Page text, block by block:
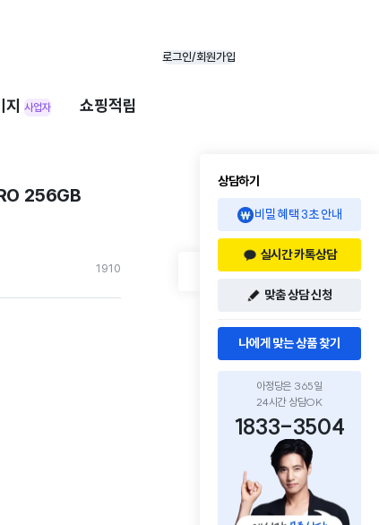
로그인/회원가입
사업자 쇼핑적립
256GB
191 0
상담하기
비밀 혜택 3초 안내
실시간 카톡상담
맞춤 상담 신청
나에게 맞는 상품 찾기
아정당은 365일
24시간 상담OK
1833-3504